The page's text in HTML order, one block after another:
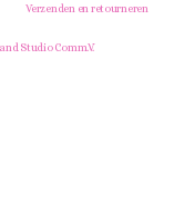
Verzenden en retourneren
Studio Comm.V.